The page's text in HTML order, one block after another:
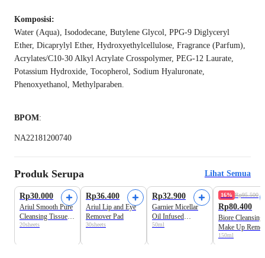
Komposisi:
Water (Aqua), Isododecane, Butylene Glycol, PPG-9 Diglyceryl
Ether, Dicaprylyl Ether, Hydroxyethylcellulose, Fragrance (Parfum),
Acrylates/C10-30 Alkyl Acrylate Crosspolymer, PEG-12 Laurate,
Potassium Hydroxide, Tocopherol, Sodium Hyaluronate,
Phenoxyethanol, Methylparaben.
BPOM:
NA22181200740
Produk Serupa Lihat Semua
Rp30.000
Ariul Smooth Pure
Cleansing Tissue
Make Up Remover
20sheets
Rp36.400
Ariul Lip and Eye
Remover Pad
30sheets
Rp32.900
Garnier Micellar
Oil Infused
Cleansing Water
50ml
16% Rp95.500
Rp80.400
Biore
Make Up
150ml